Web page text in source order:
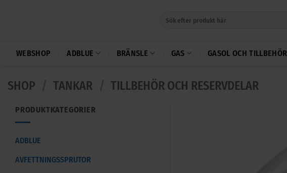
WEBSHOP ADBLUE BRÄNSLE GAS GASOL OCH TILLBEHÖR
SHOP TANKAR TILLBEHÖR OCH RESERVDELAR
PRODUKTKATEGORIER
ADBLUE
AVFETTNINGSSPRUTOR